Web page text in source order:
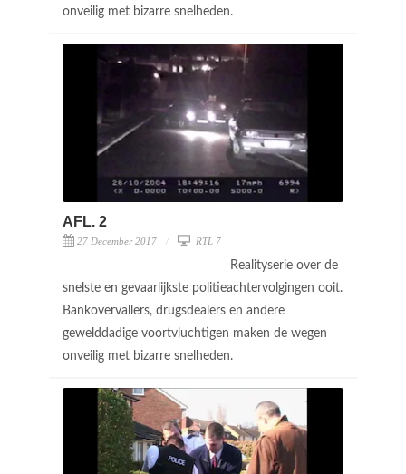
onveilig met bizarre snelheden.
AFL. 2
27 December 2017 RTL 7
Realityserie over de
snelste en gevaarlijkste politieachtervolgingen ooit.
Bankovervallers, drugsdealers en andere
gewelddadige voortvluchtigen maken de wegen
onveilig met bizarre snelheden.